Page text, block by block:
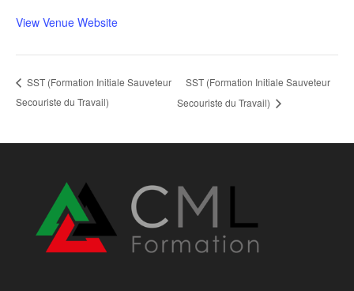
View Venue Website
SST (Formation Initiale Sauveteur
Secouriste du Travail)
SST (Formation Initiale Sauveteur
Secouriste du Travail)